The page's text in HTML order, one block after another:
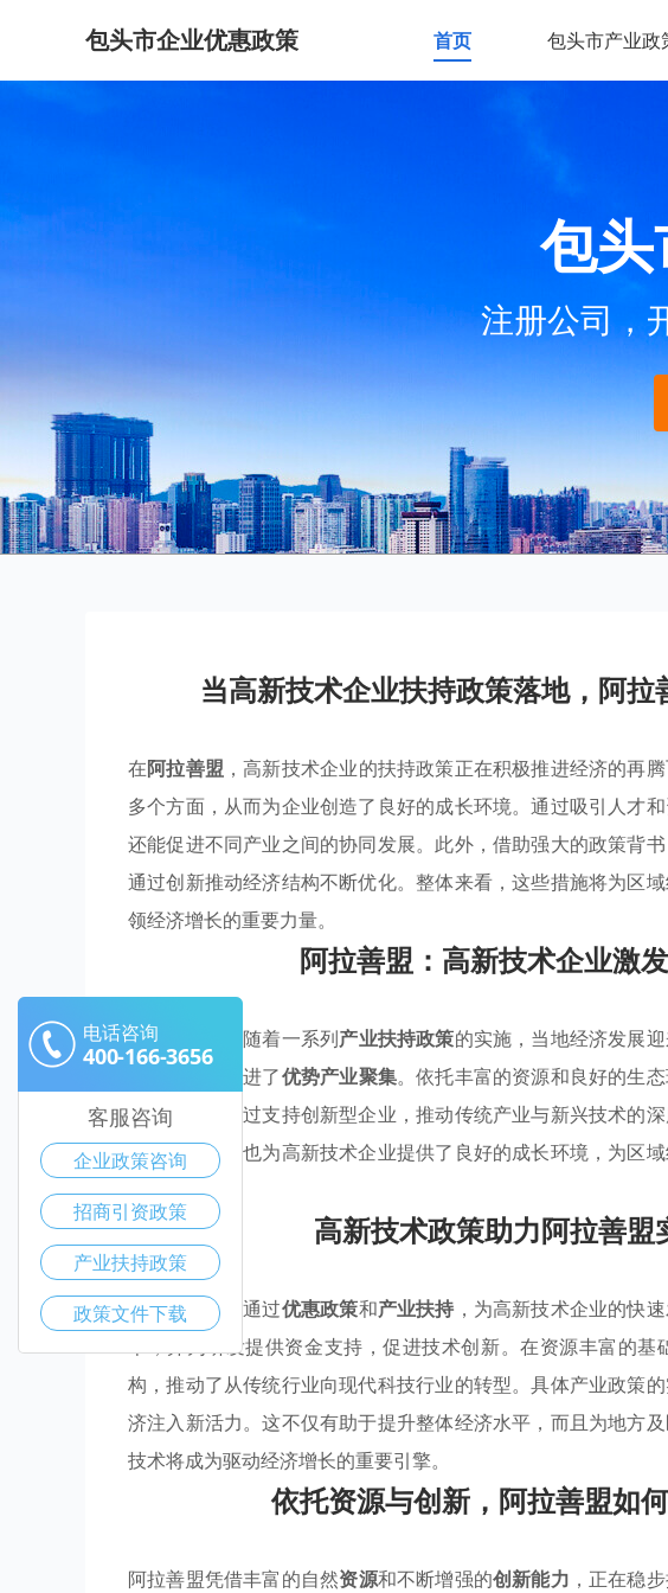
包头市企业优惠政策 首页 包头市产业政
包
注册公司，
当高新技术企业扶持政策落地，阿拉
在阿拉善盟 ，高新技术企业的扶持政策正在积极推进经济的再
多个方面，从而为企业创造了良好的成长环境。通过吸引人才
还能促进不同产业之间的协同发展。此外，借助强大的政策背
通过创新推动经济结构不断优化。整体来看，这些措施将为区
领经济增长的重要力量。
阿拉善盟：高新技术企业激
在阿拉善盟 ，随着一系列产业扶持政策的实施，当地经济发展
业进驻，还促进了优势产业聚集。依托丰富的资源和良好的生
经济体系，通过支持创新型企业，推动传统产业与新兴技术的
惠企政策扶持也为高新技术企业提供了良好的成长环境，为区
展模式。
高新技术政策助力阿拉善盟
阿拉善盟正在通过优惠政策和产业扶持 ，为高新技术企业的快
本，并为研发提供资金支持，促进技术创新。在资源丰富的
构，推动了从传统行业向现代科技行业的转型。具体产业政策
济注入新活力。这不仅有助于提升整体经济水平，而且为地方
技术将成为驱动经济增长的重要引擎。
依托资源与创新，阿拉善盟如
阿拉善盟凭借丰富的自然资源和不断增强的创新能力 ，正在稳
电话咨询
400-166-3656
客服咨询
企业政策咨询
招商引资政策
产业扶持政策
政策文件下载